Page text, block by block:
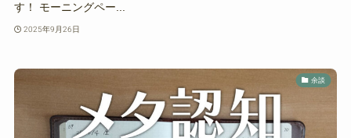
す！ モーニングペー...
2025年9月26日
余談